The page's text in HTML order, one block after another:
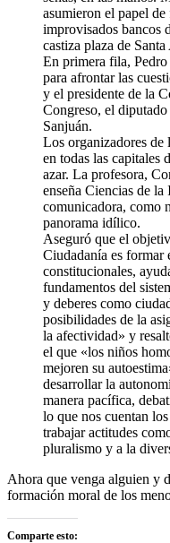
asumieron el papel
improvisados bancos
castiza plaza de
En primera fila,
para afrontar las
y el presidente de la
Congreso, el
Sanjuán.
Los organizadores de
en todas las capitales
azar. La profesora,
enseña Ciencias de
comunicadora, como
panorama idílico.
Aseguró que el
Ciudadanía es formar
constitucionales,
fundamentos del
y deberes como
posibilidades de la
la afectividad» y
el que «los niños
mejoren su
desarrollar la
manera pacífica,
lo que nos cuentan
trabajar actitudes
pluralismo y a la
Ahora que venga alguien y
formación moral de los
Comparte esto: